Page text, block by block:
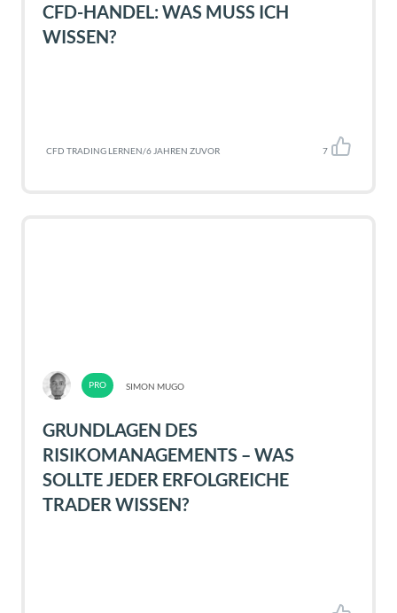
CFD-HANDEL: WAS MUSS ICH
WISSEN?
CFD TRADING LERNEN/6 JAHREN ZUVOR 7
SIMON MUGO
GRUNDLAGEN DES
RISIKOMANAGEMENTS – WAS
SOLLTE JEDER ERFOLGREICHE
TRADER WISSEN?